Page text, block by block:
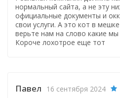
нормальный сайта, а не эту
официальные документы и
свои услуги. А это кот в
верьте нам на слово какие мы
Короче лохотрое еще тот
Павел 16 сентября 2024